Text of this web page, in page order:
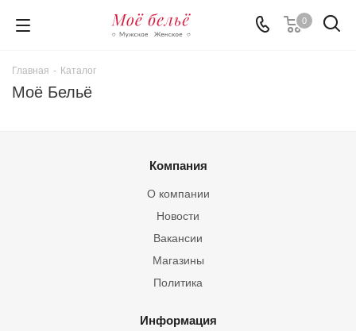
0
Главная - Каталог
Моё Бельё
Компания
О компании
Новости
Вакансии
Магазины
Политика
Информация